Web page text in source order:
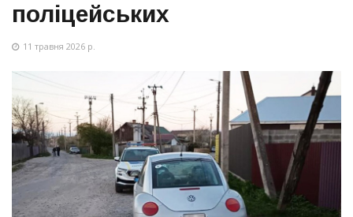
поліцейських
11 травня 2026 р.